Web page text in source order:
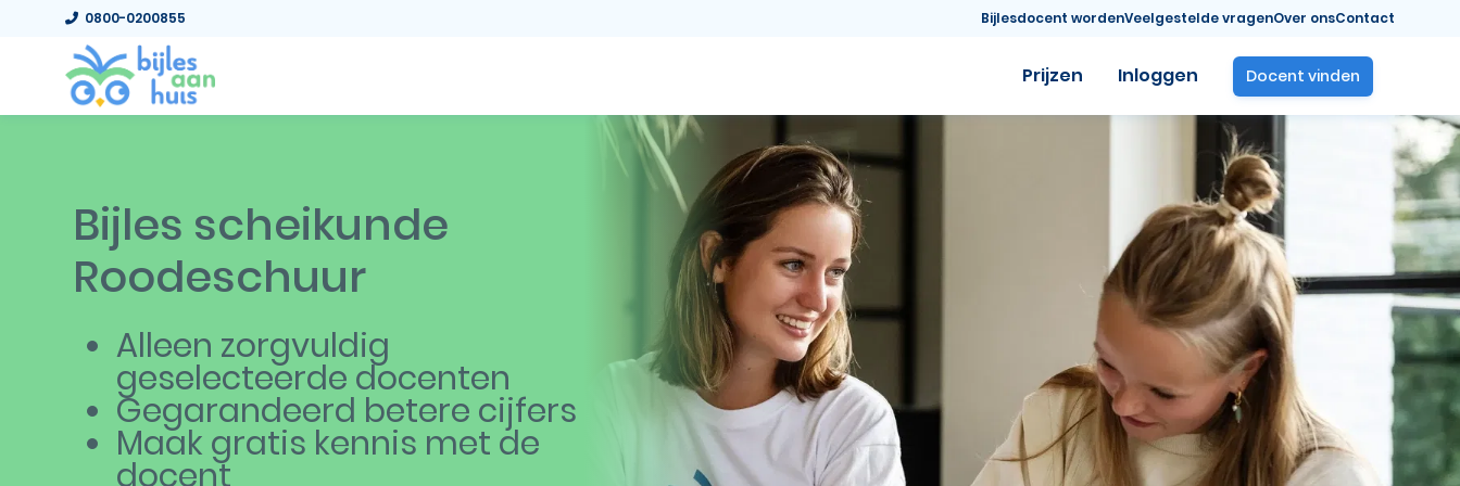
0800-0200855 Bijlesdocent wordenVeelgestelde vragenOver onsContact
Prijzen Inloggen Docent vinden
Bijles scheikunde
Roodeschuur
Alleen zorgvuldig
geselecteerde docenten
Gegarandeerd betere cijfers
Maak gratis kennis met de
docent